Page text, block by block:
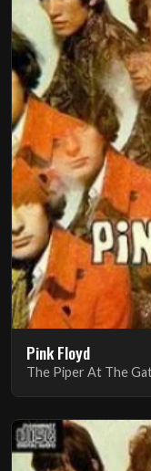
Pink Floyd
The Piper At The